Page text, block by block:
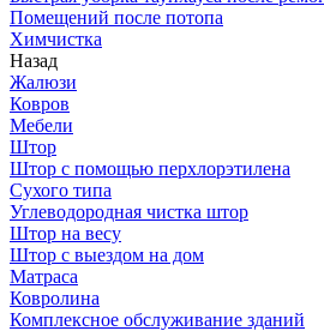
Помещений после потопа
Химчистка
Назад
Жалюзи
Ковров
Мебели
Штор
Штор с помощью перхлорэтилена
Сухого типа
Углеводородная чистка штор
Штор на весу
Штор с выездом на дом
Матраса
Ковролина
Комплексное обслуживание зданий